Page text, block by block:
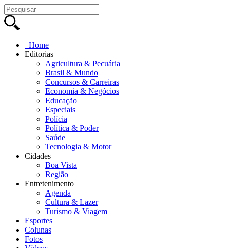
Home
Editorias
Agricultura & Pecuária
Brasil & Mundo
Concursos & Carreiras
Economia & Negócios
Educação
Especiais
Polícia
Política & Poder
Saúde
Tecnologia & Motor
Cidades
Boa Vista
Região
Entretenimento
Agenda
Cultura & Lazer
Turismo & Viagem
Esportes
Colunas
Fotos